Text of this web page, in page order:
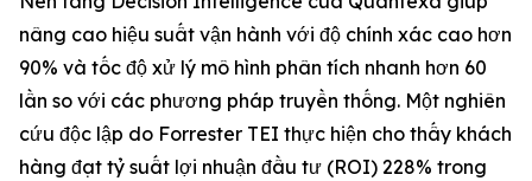
nâng cao hiệu suất vận hành với độ chính xác cao hơn
90% và tốc độ xử lý mô hình phân tích nhanh hơn 60
lần so với các phương pháp truyền thống. Một nghiên
cứu độc lập do Forrester TEI thực hiện cho thấy khách
hàng đạt tỷ suất lợi nhuận đầu tư (ROI) 228% trong